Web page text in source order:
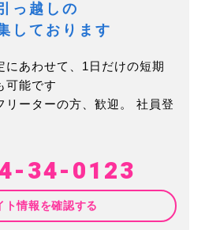
っ越しの
しております
にあわせて、1日だけの短期
可能です
リーターの方、歓迎。 社員登
34-0123
ト情報を確認する